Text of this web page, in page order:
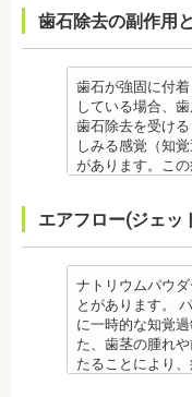
あります。特に切
の凸凹が大きい患
す。
・顎の成長に合
時的に歯並びが
・大人になって
ります。
・定期的な通院
療の結果に差が
・固いものが一
す。また、ガム
食べられなくな
・装置が壊れる
に相談してくだ
・個人差があり
スを受ける患者
・矯正中は、器
気、不眠など不定
で、鎮痛剤、吐き
服用する場合が
・治療中と治療
れる治療です。
こりえます。歯
・矯正力が強す
収」が起こるリス
・歯や骨の状態
期間が長くなる
・矯正治療では
あります。特に
の凸凹が大きい
す。
・個人差により
す。
・固いものが一
ムや餅など、装
が崩れることで、
ときに痛みが出る
す。他にも自律
います。
・矯正終了後に
す。
その他
・治したい部分
を進めることが
・矯正中、頭痛
気、不眠など不
で、鎮痛剤、吐
服用する場合が
・治療中と治療
れる治療です。
こりえます。歯
・矯正力が強す
・心臓の疾患、骨
・歯がない箇所
箇所のみの治療
してくれる方針
・手術ではあり
痛みを感じるこ
先生
【プロフィール】
日本大学歯学部
歯学博士（口腔
日本大学歯学部
社会福祉法人富
歯学博士（口腔
す。また、歯科の
周病の予防には
毎日のブラッシ
ます。
備考
自宅で、歯磨き
い汚れや、歯石
歯科で専門の機
防に効果的です。
日本歯科大学新
新潟大学医歯学
都内歯科医院にて
歯石除去の副作用
歯石が強固に付
している場合、
歯石除去を受け
しみる感覚（知
があります。こ
鳴り響きます。
が付いている人
人は音を我慢す
備考
歯石とは、歯垢
や歯の表面、歯
のです。唾液腺
すく、具体的に
エアフロー(ジェッ
ナトリウムパウ
とがあります。
に一時的な知覚
た、歯茎の腫れ
たることにより